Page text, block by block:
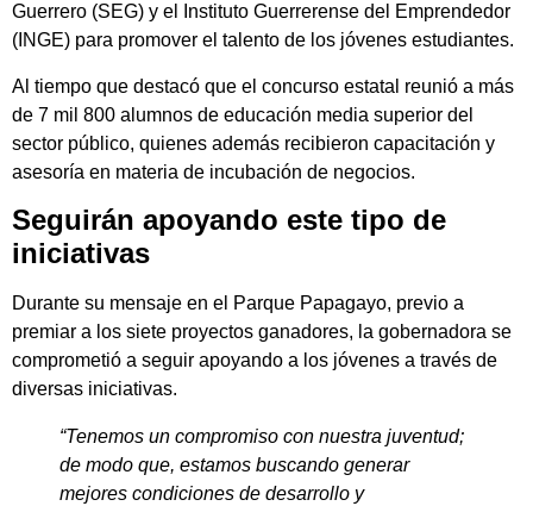
Guerrero (SEG) y el Instituto Guerrerense del Emprendedor
(INGE) para promover el talento de los jóvenes estudiantes.
Al tiempo que destacó que el concurso estatal reunió a más
de 7 mil 800 alumnos de educación media superior del
sector público, quienes además recibieron capacitación y
asesoría en materia de incubación de negocios.
Seguirán apoyando este tipo de
iniciativas
Durante su mensaje en el Parque Papagayo, previo a
premiar a los siete proyectos ganadores, la gobernadora se
comprometió a seguir apoyando a los jóvenes a través de
diversas iniciativas.
“Tenemos un compromiso con nuestra juventud;
de modo que, estamos buscando generar
mejores condiciones de desarrollo y